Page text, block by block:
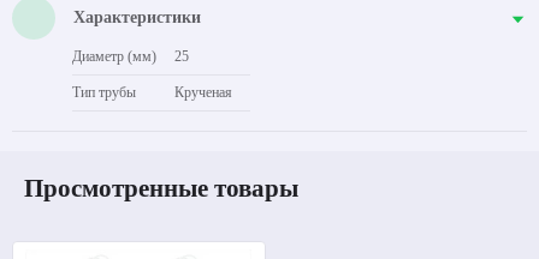
Характеристики
Диаметр (мм) 25
Тип трубы Крученая
Просмотренные товары